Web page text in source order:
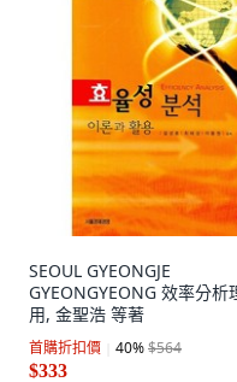
SEOUL GYEONGJE
GYEONGYEONG 效率分析
用, 金聖浩 等著
首購折扣價 40%$564
$333